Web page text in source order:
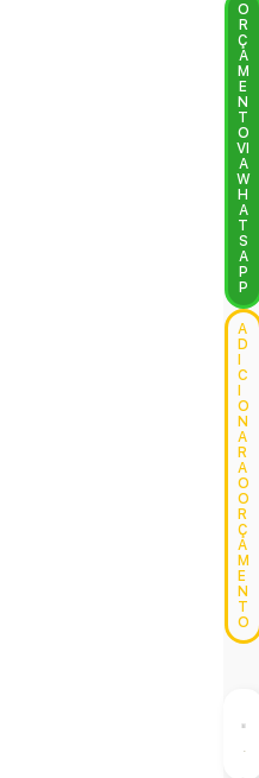
O
R
Ç
A
M
E
N
T
O
VI
A
W
H
A
T
S
A
P
P
A
D
C
O
N
A
R
A
O
O
R
Ç
A
M
E
N
T
O